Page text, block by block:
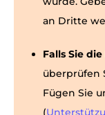
an Dritte
Falls Sie
überprüfen
Fügen Sie
(